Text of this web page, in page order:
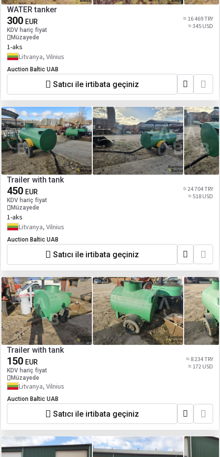
WATER tanker
300 EUR
KDV hariç fiyat
Müzayede
≈ 16 469 TRY
≈ 345 USD
1-aks
Litvanya, Vilnius
Auction Baltic UAB
Satıcı ile irtibata geçiniz
Trailer with tank
450 EUR
KDV hariç fiyat
Müzayede
≈ 24 704 TRY
≈ 518 USD
1-aks
Litvanya, Vilnius
Auction Baltic UAB
Satıcı ile irtibata geçiniz
Trailer with tank
150 EUR
KDV hariç fiyat
Müzayede
≈ 8 234 TRY
≈ 172 USD
Litvanya, Vilnius
Auction Baltic UAB
Satıcı ile irtibata geçiniz